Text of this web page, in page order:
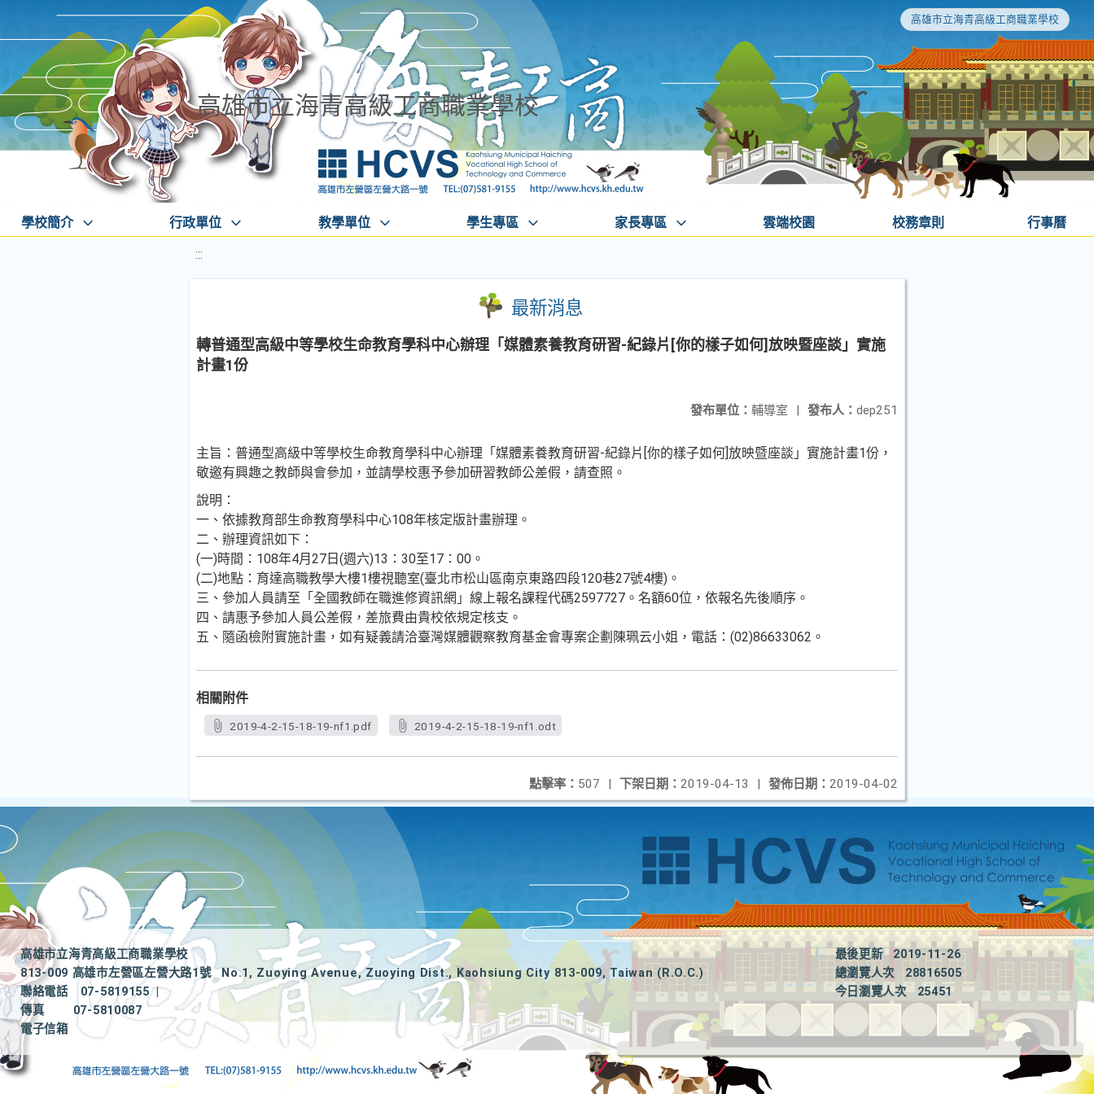
高雄市立海青高級工商職業學校
高雄市立海青高級工商職業學校
學校簡介 行政單位 教學單位 學生專區 家長專區 雲端校園 校務章則 行事曆
:::
最新消息
轉普通型高級中等學校生命教育學科中心辦理「媒體素養教育研習-紀錄片[你的樣子如何]放映暨座談」實施
計畫1份
發布人： dep251
發布單位： 輔導室 |
主旨：普通型高級中等學校生命教育學科中心辦理「媒體素養教育研習-紀錄片[你的樣子如何]放映暨座談」實施計畫1份，
敬邀有興趣之教師與會參加，並請學校惠予參加研習教師公差假，請查照。
說明：
一、依據教育部生命教育學科中心108年核定版計畫辦理。
二、辦理資訊如下：
(一)時間：108年4月27日(週六)13：30至17：00。
(二)地點：育達高職教學大樓1樓視聽室(臺北市松山區南京東路四段120巷27號4樓)。
三、參加人員請至「全國教師在職進修資訊網」線上報名課程代碼2597727。名額60位，依報名先後順序。
四、請惠予參加人員公差假，差旅費由貴校依規定核支。
五、隨函檢附實施計畫，如有疑義請洽臺灣媒體觀察教育基金會專案企劃陳珮云小姐，電話：(02)86633062。
相關附件
2019-4-2-15-18-19-nf1.pdf 2019-4-2-15-18-19-nf1.odt
發佈日期： 2019-04-02
下架日期： 2019-04-13 |
點擊率： 507 |
高雄市立海青高級工商職業學校
813-009 高雄市左營區左營大路1號
No.1, Zuoying Avenue, Zuoying Dist., Kaohsiung City 813-009, Taiwan (R.O.C.)
聯絡電話
07-5819155
|
傳真
07-5810087
電子信箱
最後更新
2019-11-26
總瀏覽人次
28816505
今日瀏覽人次
25451